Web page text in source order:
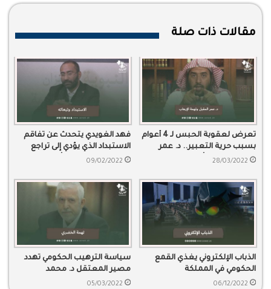
مقالات ذات صلة
تعرض لعقوبة الحبس لـ 4 أعوام
بسبب حرية التعبير.. د. عمر
المقبل يقاسي ألم الاعتقال
28/03/2022
فهد الغويدي يتحدث عن تفاقم
الاستبداد الذي يؤدي إلى تراجع
الوعي، وتبعاته على أوضاع البلاد
09/02/2022
الذباب الإلكتروني يغذي القمع
الحكومي في المملكة
06/12/2022
سياسة الترهيب الحكومي تهدد
مصير المعتقل د. محمد
الخضري
05/03/2022